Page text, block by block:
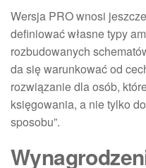
Wersja PRO wnosi
definiować własne typy
rozbudowanych
da się warunkować od
rozwiązanie dla osób,
księgowania, a nie tylko
sposobu”.